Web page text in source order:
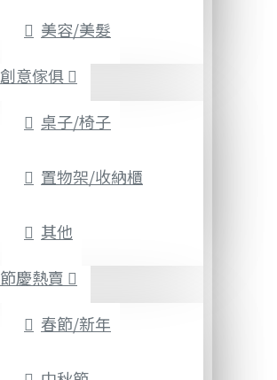
美容/美髮
創意傢俱
桌子/椅子
置物架/收納櫃
其他
節慶熱賣
春節/新年